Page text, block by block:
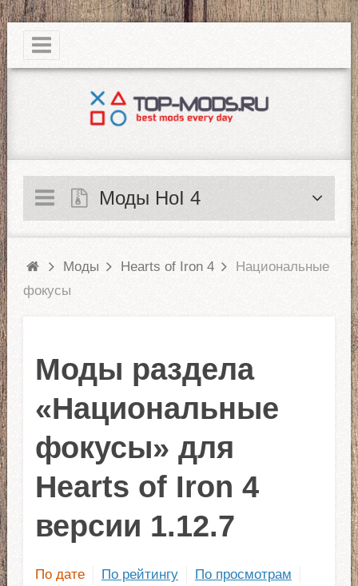
|
Моды HoI 4
Моды Hearts of Iron 4
Национальные
фокусы
Моды раздела
«Национальные
фокусы» для
Hearts of Iron 4
версии 1.12.7
По дате По рейтингу
По просмотрам